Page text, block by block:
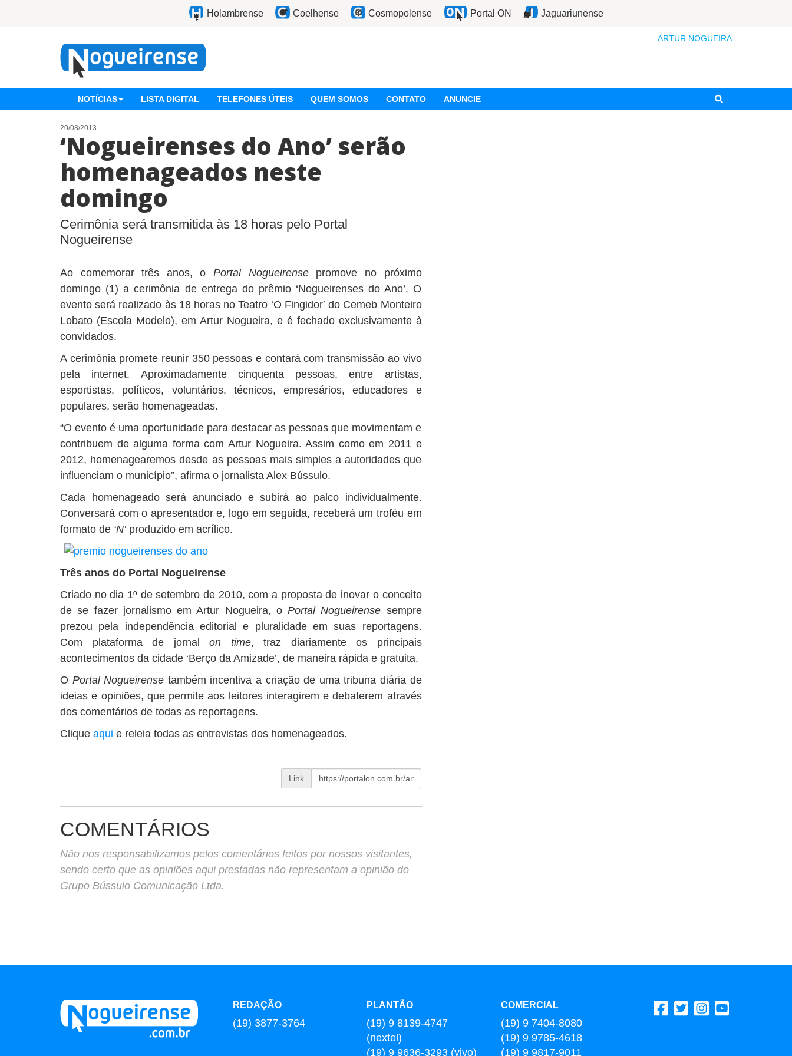
Holambrense Coelhense Cosmopolense Portal ON Jaguariunense
ARTUR NOGUEIRA
NOTÍCIAS LISTA DIGITAL TELEFONES ÚTEIS QUEM SOMOS CONTATO ANUNCIE
20/08/2013
‘Nogueirenses do Ano’ serão
homenageados neste
domingo
Cerimônia será transmitida às 18 horas pelo Portal
Nogueirense
Ao comemorar três anos, oPortal Nogueirensepromove no próximo
domingo (1) a cerimônia de entrega do prêmio ‘Nogueirenses do Ano’. O
evento será realizado às 18 horas no Teatro ‘O Fingidor’ do Cemeb Monteiro
Lobato (Escola Modelo), em Artur Nogueira, e é fechado exclusivamente à
convidados.
A cerimônia promete reunir 350 pessoas e contará com transmissão ao vivo
pela internet. Aproximadamente cinquenta pessoas, entre artistas,
esportistas, políticos, voluntários, técnicos, empresários, educadores e
populares, serão homenageadas.
“O evento é uma oportunidade para destacar as pessoas que movimentam e
contribuem de alguma forma com Artur Nogueira. Assim como em 2011 e
2012, homenagearemos desde as pessoas mais simples a autoridades que
influenciam o município”, afirma o jornalista Alex Bússulo.
Cada homenageado será anunciado e subirá ao palco individualmente.
Conversará com o apresentador e, logo em seguida, receberá um troféu em
formato de ‘N’produzido em acrílico.
Três anos do Portal Nogueirense
Criado no dia 1º de setembro de 2010, com a proposta de inovar o conceito
de se fazer jornalismo em Artur Nogueira, o Portal Nogueirense sempre
prezou pela independência editorial e pluralidade em suas reportagens.
Com plataforma de jornal on time, traz diariamente os principais
acontecimentos da cidade ‘Berço da Amizade’, de maneira rápida e gratuita.
O Portal Nogueirense também incentiva a criação de uma tribuna diária de
ideias e opiniões, que permite aos leitores interagirem e debaterem através
dos comentários de todas as reportagens.
Clique aqui e releia todas as entrevistas dos homenageados.
Link
COMENTÁRIOS
Não nos responsabilizamos pelos comentários feitos por nossos visitantes,
sendo certo que as opiniões aqui prestadas não representam a opinião do
Grupo Bússulo Comunicação Ltda.
REDAÇÃO
(19) 3877-3764
PLANTÃO
(19) 9 8139-4747
(nextel)
(19) 9 9636-3293 (vivo)
COMERCIAL
(19) 9 7404-8080
(19) 9 9785-4618
(19) 9 9817-9011